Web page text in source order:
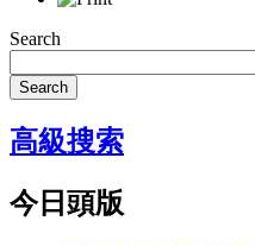
Search
Search
高級搜索
今日頭版